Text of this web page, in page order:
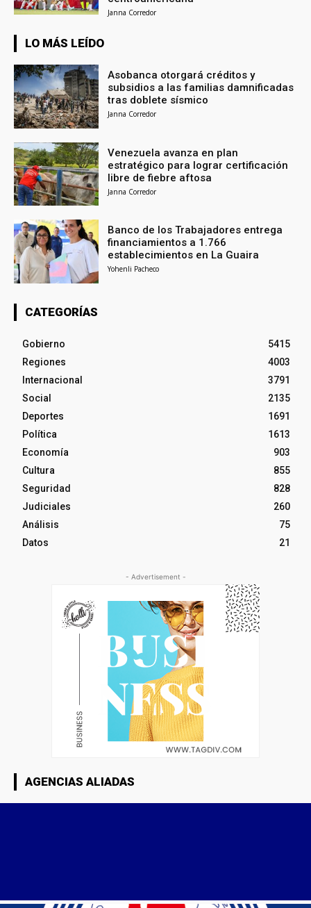
Janna Corredor
LO MÁS LEÍDO
Asobanca otorgará créditos y
subsidios a las familias damnificadas
tras doblete sísmico
Janna Corredor
Venezuela avanza en plan
estratégico para lograr certificación
libre de fiebre aftosa
Janna Corredor
Banco de los Trabajadores entrega
financiamientos a 1.766
establecimientos en La Guaira
Yohenli Pacheco
CATEGORÍAS
Gobierno
5415
Regiones
4003
Internacional
3791
Social
2135
Deportes
1691
Política
1613
Economía
903
Cultura
855
Seguridad
828
Judiciales
260
Análisis
75
Datos
21
- Advertisement -
AGENCIAS ALIADAS